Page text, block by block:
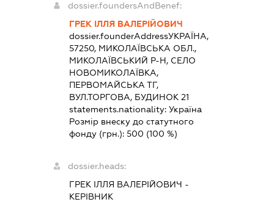
dossier.foundersAndBenef:
ГРЕК ІЛЛЯ ВАЛЕРІЙОВИЧ
dossier.founderAddressУКРАЇНА,
57250, МИКОЛАЇВСЬКА ОБЛ.,
МИКОЛАЇВСЬКИЙ Р-Н, СЕЛО
НОВОМИКОЛАЇВКА,
ПЕРВОМАЙСЬКА ТГ,
ВУЛ.ТОРГОВА, БУДИНОК 21
statements.nationality:Україна
Розмір внеску до статутного
фонду (грн.):500 (100 %)
dossier.heads:
ГРЕК ІЛЛЯ ВАЛЕРІЙОВИЧ -
КЕРІВНИК